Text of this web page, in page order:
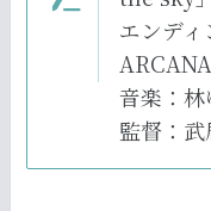
エンディ
音楽：林
監督：